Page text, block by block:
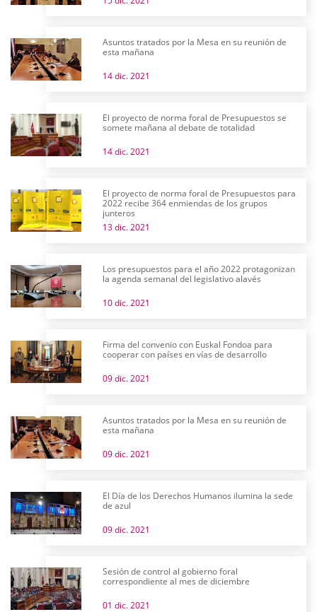
Asuntos tratados por la Mesa en su reunión de
esta mañana
14 dic. 2021
El proyecto de norma foral de Presupuestos se
somete mañana al debate de totalidad
14 dic. 2021
El proyecto de norma foral de Presupuestos para
2022 recibe 364 enmiendas de los grupos
junteros
13 dic. 2021
Los presupuestos para el año 2022 protagonizan
la agenda semanal del legislativo alavés
10 dic. 2021
Firma del convenio con Euskal Fondoa para
cooperar con países en vías de desarrollo
09 dic. 2021
Asuntos tratados por la Mesa en su reunión de
esta mañana
09 dic. 2021
El Día de los Derechos Humanos ilumina la sede
de azul
09 dic. 2021
Sesión de control al gobierno foral
correspondiente al mes de diciembre
01 dic. 2021